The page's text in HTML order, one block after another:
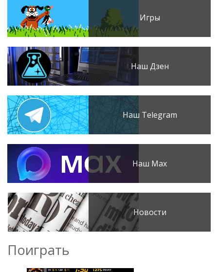
Игры
Наш Дзен
Наш Telegram
Наш Max
Новости
Поиграть